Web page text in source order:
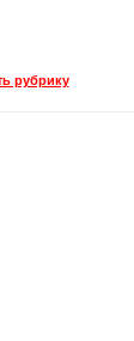
рубрику